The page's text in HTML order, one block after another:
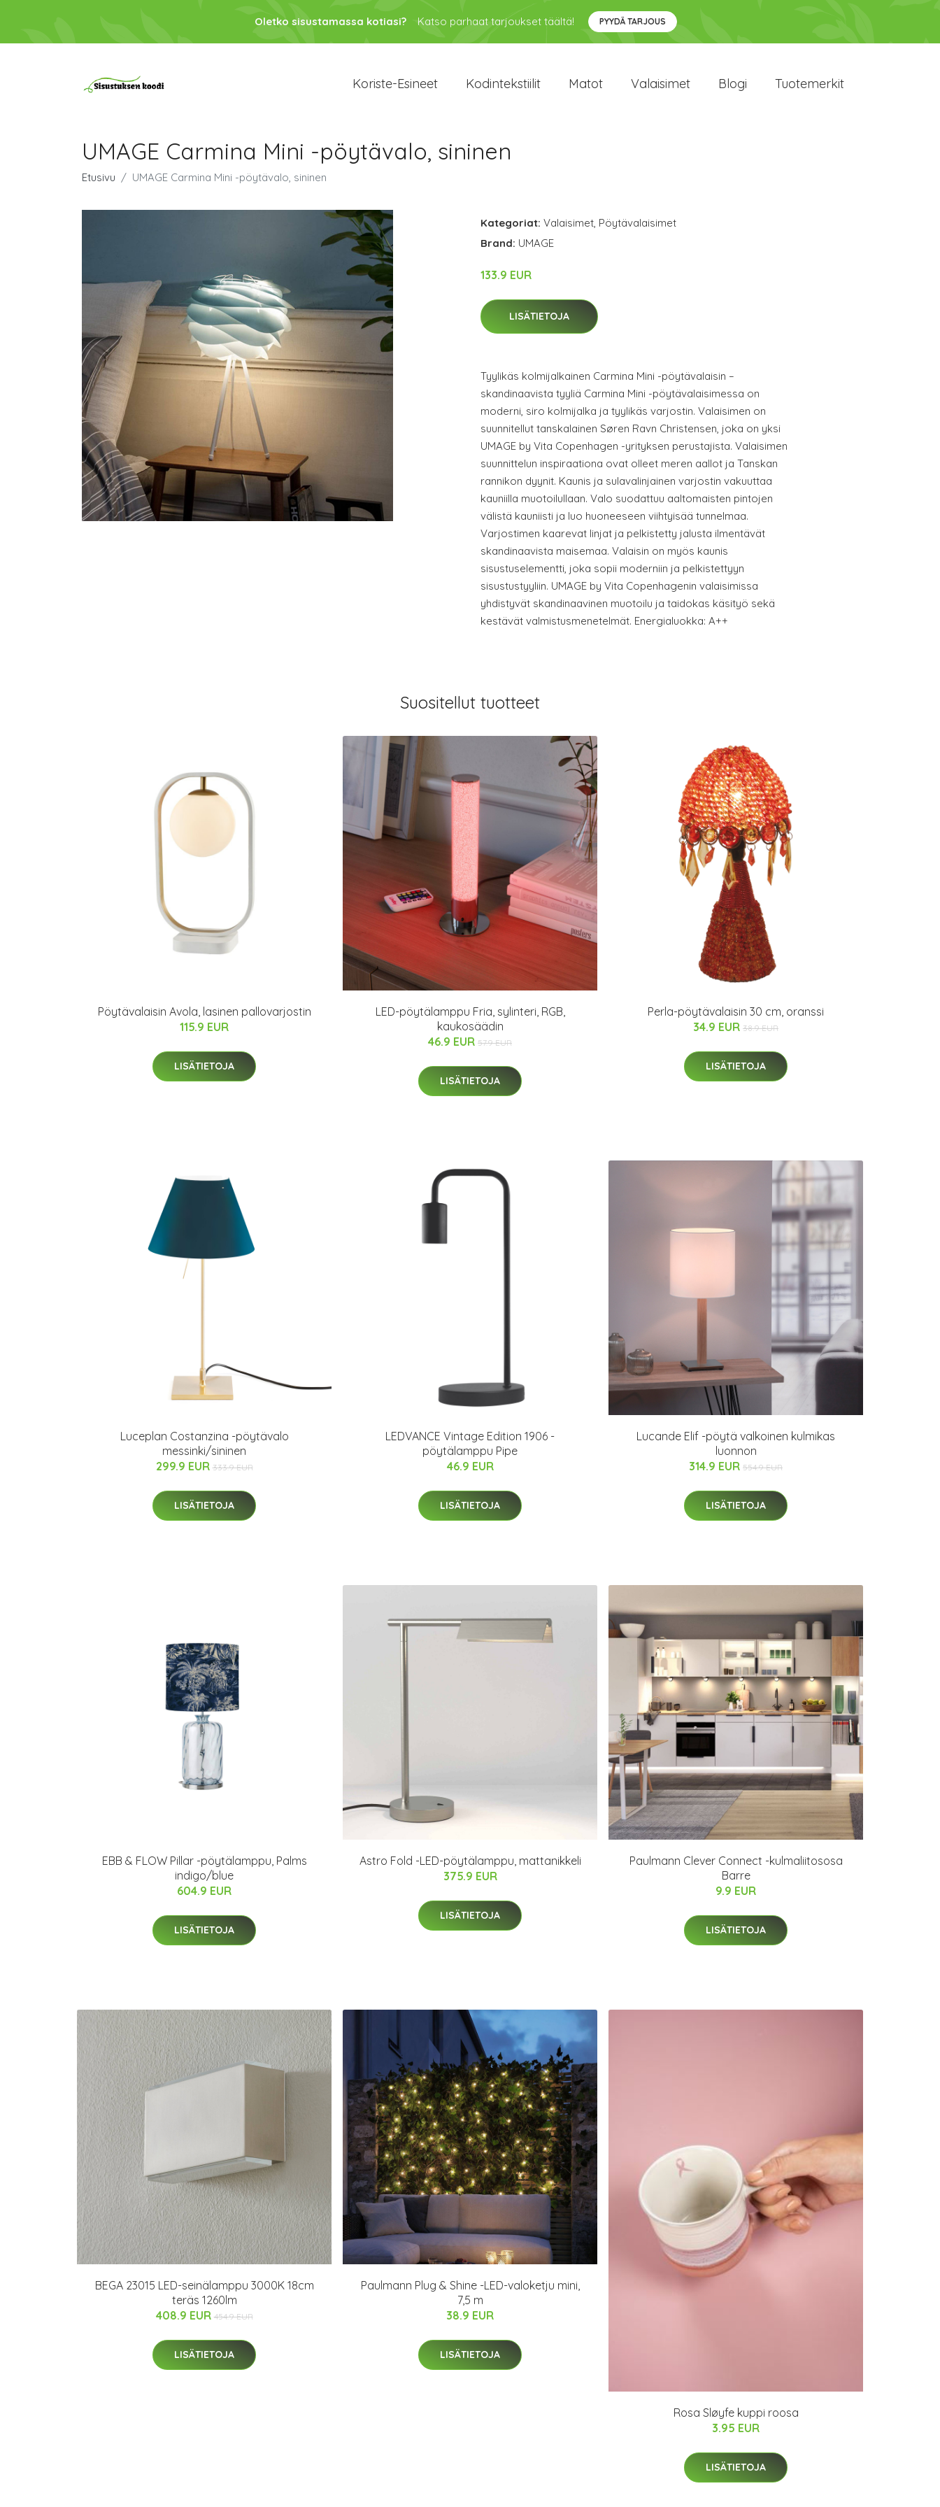
Oletko sisustamassa kotiasi? Katso parhaat tarjoukset täältä! PYYDÄ TARJOUS
Koriste-Esineet Kodintekstiilit Matot Valaisimet Blogi Tuotemerkit
UMAGE Carmina Mini -pöytävalo, sininen
Etusivu UMAGE Carmina Mini -pöytävalo, sininen
Kategoriat: Valaisimet, Pöytävalaisimet
Brand: UMAGE
133.9 EUR
LISÄTIETOJA
Tyylikäs kolmijalkainen Carmina Mini -pöytävalaisin –
skandinaavista tyyliä Carmina Mini -pöytävalaisimessa on
moderni, siro kolmijalka ja tyylikäs varjostin. Valaisimen on
suunnitellut tanskalainen Søren Ravn Christensen, joka on yksi
UMAGE by Vita Copenhagen -yrityksen perustajista. Valaisimen
suunnittelun inspiraationa ovat olleet meren aallot ja Tanskan
rannikon dyynit. Kaunis ja sulavalinjainen varjostin vakuuttaa
kauniilla muotoilullaan. Valo suodattuu aaltomaisten pintojen
välistä kauniisti ja luo huoneeseen viihtyisää tunnelmaa.
Varjostimen kaarevat linjat ja pelkistetty jalusta ilmentävät
skandinaavista maisemaa. Valaisin on myös kaunis
sisustuselementti, joka sopii moderniin ja pelkistettyyn
sisustustyyliin. UMAGE by Vita Copenhagenin valaisimissa
yhdistyvät skandinaavinen muotoilu ja taidokas käsityö sekä
kestävät valmistusmenetelmät. Energialuokka: A++
Suositellut tuotteet
Pöytävalaisin Avola, lasinen pallovarjostin
115.9 EUR
LISÄTIETOJA
LED-pöytälamppu Fria, sylinteri, RGB,
kaukosäädin
46.9 EUR 57.9 EUR
LISÄTIETOJA
Perla-pöytävalaisin 30 cm, oranssi
34.9 EUR 38.9 EUR
LISÄTIETOJA
Luceplan Costanzina -pöytävalo
messinki/sininen
299.9 EUR 333.9 EUR
LISÄTIETOJA
LEDVANCE Vintage Edition 1906 -
pöytälamppu Pipe
46.9 EUR
LISÄTIETOJA
Lucande Elif -pöytä valkoinen kulmikas
luonnon
314.9 EUR 554.9 EUR
LISÄTIETOJA
EBB & FLOW Pillar -pöytälamppu, Palms
indigo/blue
604.9 EUR
LISÄTIETOJA
Astro Fold -LED-pöytälamppu, mattanikkeli
375.9 EUR
LISÄTIETOJA
Paulmann Clever Connect -kulmaliitososa
Barre
9.9 EUR
LISÄTIETOJA
BEGA 23015 LED-seinälamppu 3000K 18cm
teräs 1260lm
408.9 EUR 454.9 EUR
LISÄTIETOJA
Paulmann Plug & Shine -LED-valoketju mini,
7,5 m
38.9 EUR
LISÄTIETOJA
Rosa Sløyfe kuppi roosa
3.95 EUR
LISÄTIETOJA